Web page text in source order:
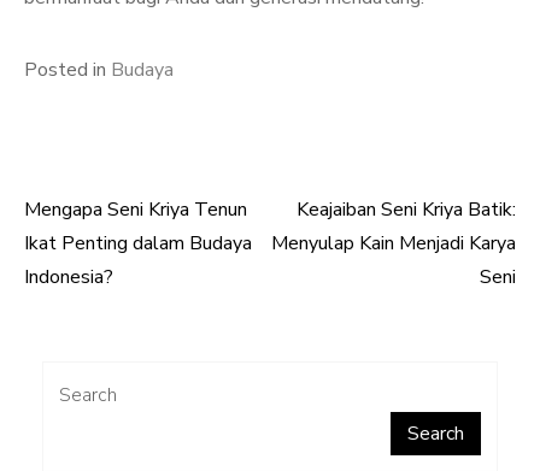
Posted in Budaya
Post
navigation
Mengapa Seni Kriya Tenun
Ikat Penting dalam Budaya
Indonesia?
Keajaiban Seni Kriya Batik:
Menyulap Kain Menjadi Karya
Seni
Search
Search